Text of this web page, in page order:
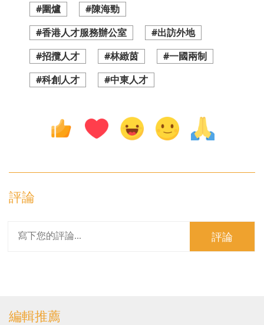
#圍爐
#陳海勁
#香港人才服務辦公室
#出訪外地
#招攬人才
#林緻茵
#一國兩制
#科創人才
#中東人才
評論
評論
編輯推薦